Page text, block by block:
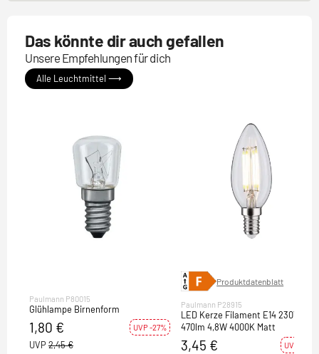
Das könnte dir auch gefallen
Unsere Empfehlungen für dich
Alle Leuchtmittel ⟶
Paulmann P80015
Glühlampe Birnenform
1,80 € UVP -27%
UVP 2,45 €
Produktdatenblatt
Paulmann P28915
LED Kerze Filament E14 230V
470lm 4,8W 4000K Matt
3,45 € UVP -22%